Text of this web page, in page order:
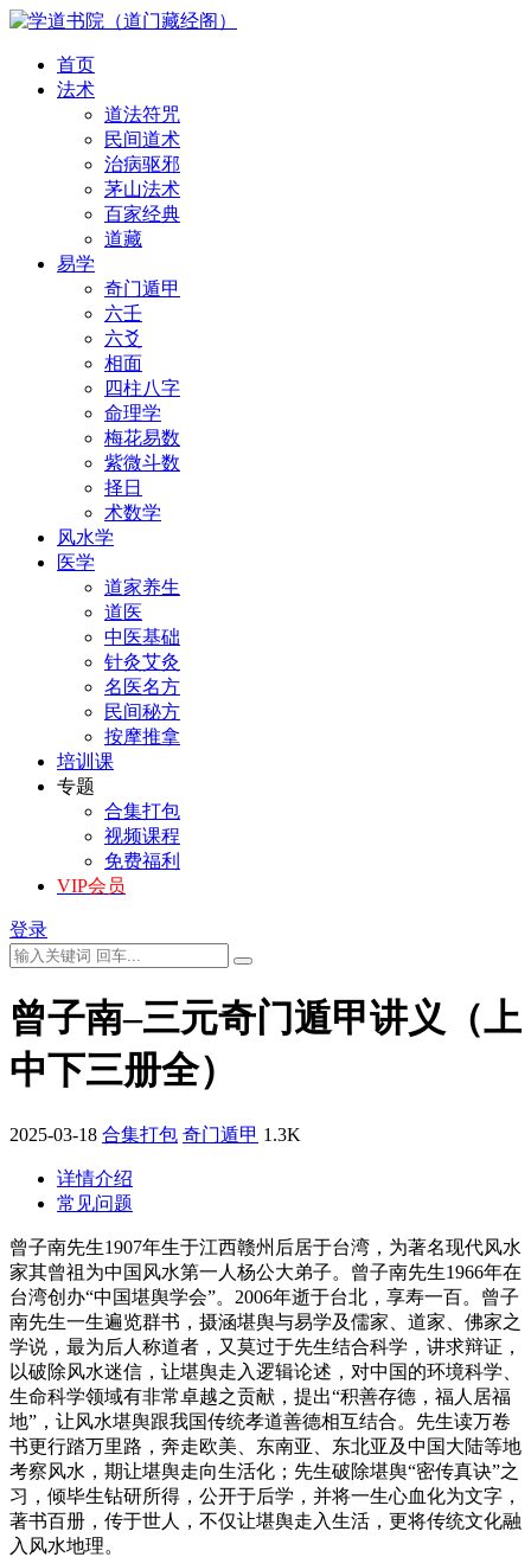
首页
法术
道法符咒
民间道术
治病驱邪
茅山法术
百家经典
道藏
易学
奇门遁甲
六壬
六爻
相面
四柱八字
命理学
梅花易数
紫微斗数
择日
术数学
风水学
医学
道家养生
道医
中医基础
针灸艾灸
名医名方
民间秘方
按摩推拿
培训课
专题
合集打包
视频课程
免费福利
VIP会员
登录
曾子南–三元奇门遁甲讲义（上
中下三册全）
2025-03-18 合集打包 奇门遁甲 1.3K
详情介绍
常见问题
曾子南先生1907年生于江西赣州后居于台湾，为著名现代风水
家其曾祖为中国风水第一人杨公大弟子。曾子南先生1966年在
台湾创办“中国堪舆学会”。2006年逝于台北，享寿一百。曾子
南先生一生遍览群书，摄涵堪舆与易学及儒家、道家、佛家之
学说，最为后人称道者，又莫过于先生结合科学，讲求辩证，
以破除风水迷信，让堪舆走入逻辑论述，对中国的环境科学、
生命科学领域有非常卓越之贡献，提出“积善存德，福人居福
地”，让风水堪舆跟我国传统孝道善德相互结合。先生读万卷
书更行踏万里路，奔走欧美、东南亚、东北亚及中国大陆等地
考察风水，期让堪舆走向生活化；先生破除堪舆“密传真诀”之
习，倾毕生钻研所得，公开于后学，并将一生心血化为文字，
著书百册，传于世人，不仅让堪舆走入生活，更将传统文化融
入风水地理。